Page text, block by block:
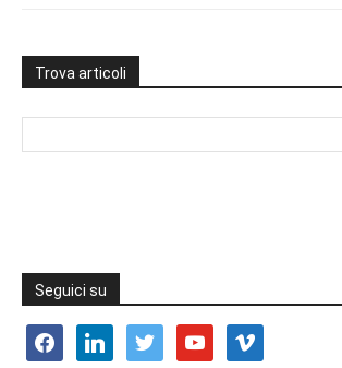
Trova articoli
Seguici su
facebooklinkedin twitter youtube vimeo